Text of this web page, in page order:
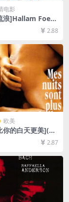
电影
浪]Hallam Foe
盘+迅雷云盘资
未删减][MP4/6
2.88
欧美
你的白天更美](19
+迅雷云盘资源1
删减][MP4/6.6G
]
2.87